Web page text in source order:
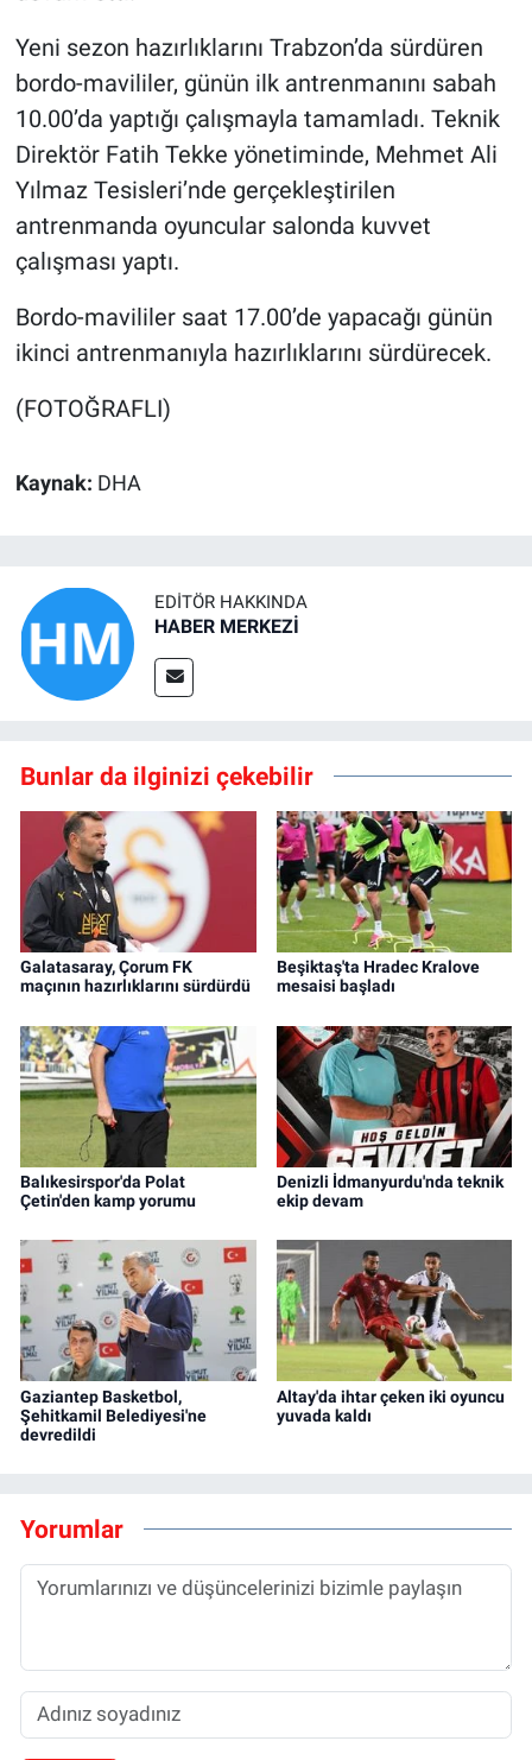
Yeni sezon hazırlıklarını Trabzon’da sürdüren
bordo-mavililer, günün ilk antrenmanını sabah
10.00’da yaptığı çalışmayla tamamladı. Teknik
Direktör Fatih Tekke yönetiminde, Mehmet Ali
Yılmaz Tesisleri’nde gerçekleştirilen
antrenmanda oyuncular salonda kuvvet
çalışması yaptı.
Bordo-mavililer saat 17.00’de yapacağı günün
ikinci antrenmanıyla hazırlıklarını sürdürecek.
(FOTOĞRAFLI)
Kaynak: DHA
EDITÖR HAKKINDA
HABER MERKEZİ
Bunlar da ilginizi çekebilir
Galatasaray, Çorum FK
maçının hazırlıklarını sürdürdü
Beşiktaş'ta Hradec Kralove
mesaisi başladı
Balıkesirspor'da Polat
Çetin'den kamp yorumu
Denizli İdmanyurdu'nda teknik
ekip devam
Gaziantep Basketbol,
Şehitkamil Belediyesi'ne
devredildi
Altay'da ihtar çeken iki oyuncu
yuvada kaldı
Yorumlar